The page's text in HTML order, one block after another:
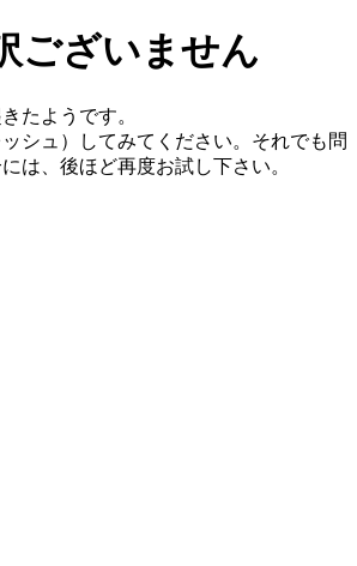
ございません
たようです。
シュ）してみてください。それでも問
は、後ほど再度お試し下さい。